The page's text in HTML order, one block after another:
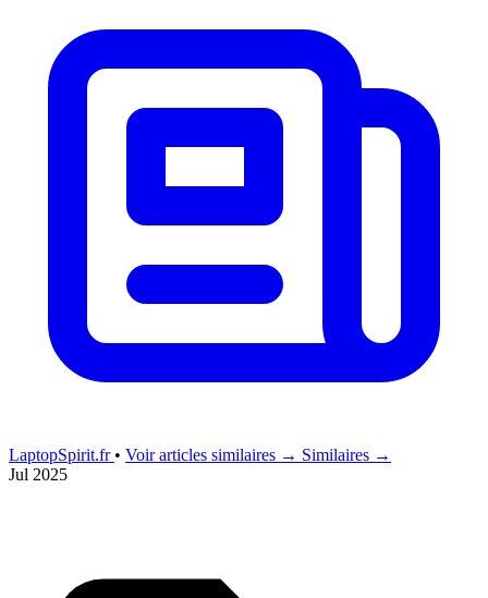
LaptopSpirit.fr • Voir articles similaires → Similaires →
Jul 2025